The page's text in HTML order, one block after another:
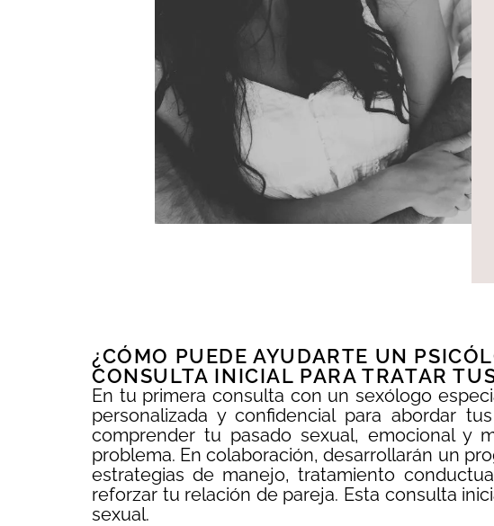
¿CÓMO PUEDE AYUDARTE UN
CONSULTA INICIAL PARA TRATAR
En tu primera consulta con un sexólogo
personalizada y confidencial para abordar
comprender tu pasado sexual, emocional y
problema. En colaboración, desarrollarán un
estrategias de manejo, tratamiento
reforzar tu relación de pareja. Esta consulta
sexual.